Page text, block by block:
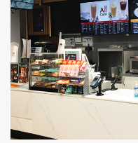
ค้นหา
SHARE